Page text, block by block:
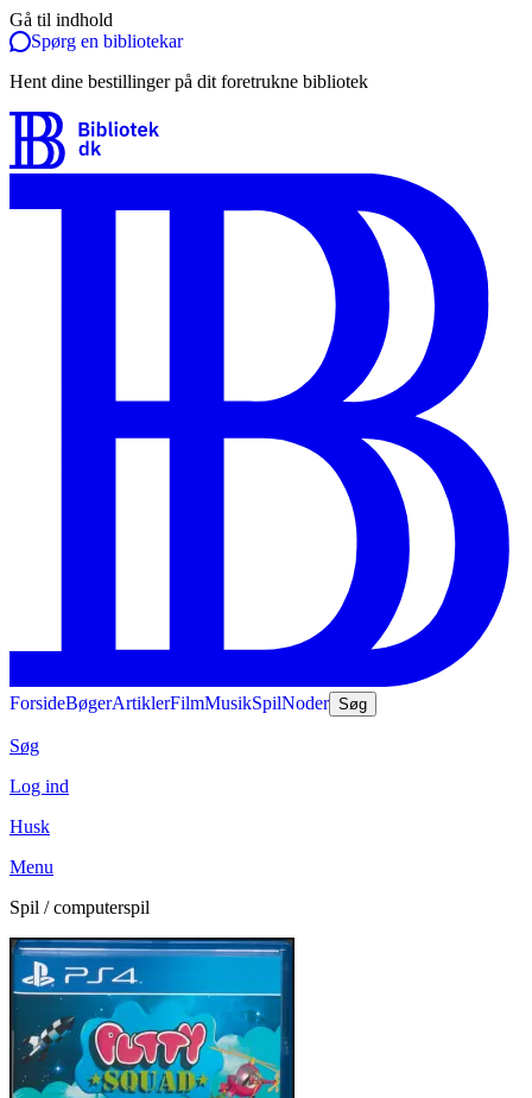
Gå til indhold
Spørg en bibliotekar
Hent dine bestillinger på dit foretrukne bibliotek
ForsideBøgerArtiklerFilmMusikSpilNoder Søg
Søg
Log ind
Husk
Menu
Spil / computerspil